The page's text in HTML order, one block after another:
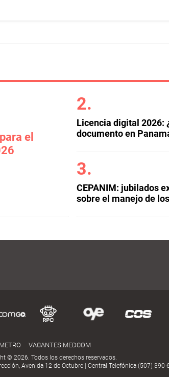
el
Licencia digital 2026:
documento en
CEPANIM: jubilados
sobre el manejo de
VACANTES MEDCOM
© 2026. Todos los derechos reservados.
Avenida 12 de Octubre | Central Telefónica (507) 390-